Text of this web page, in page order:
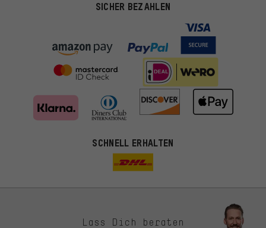
SICHER BEZAHLEN
SCHNELL ERHALTEN
Lass Dich beraten